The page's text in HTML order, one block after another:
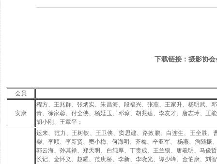
下载链接：摄影协
会员
安康
程方、王兆群、张炳实、朱昌海、段福兴、张燕、王家升、杨明武、
青、徐家蓉、付全侠、杨延玉、邓琼、胡兆莲、李友才、唐志玲、王
胡小刚、王章平；
运来、范力、王树钦、王卫侠、窦思建、路效鹏、白连生、王全胜
柴、李顺、李新贤、窦小梅、何海明、齐梅、辛亚军、
杨燕、詹随振
郭云海、孙其禄、郑天明、白纯厚、丁贵成、王兰锁、唐羲明、马俊
长记、金怀义、赵耀、范庚桥、李新、李晓光、谭少峰、金伯康、刘